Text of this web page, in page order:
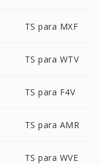
TS para MXF
TS para WTV
TS para F4V
TS para AMR
TS para WVE